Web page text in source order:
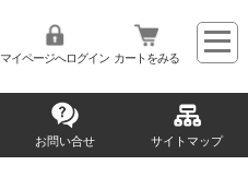
マイページへログイン カートをみる
お問い合せ サイトマップ